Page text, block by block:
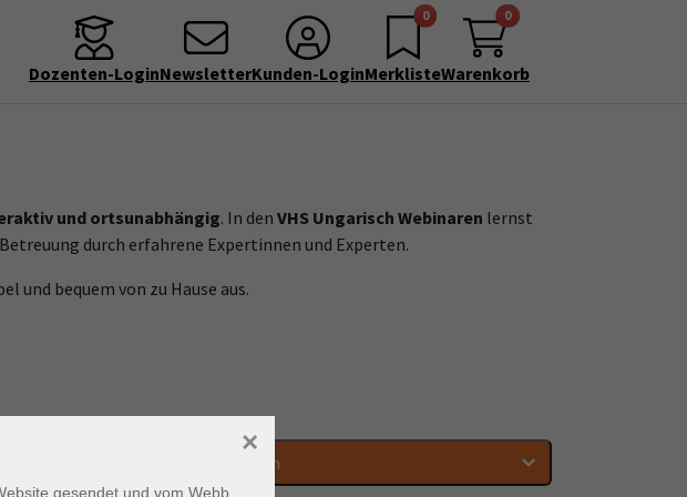
Dozenten-LoginNewsletterKunden-Login
0
Merkliste
0
Warenkorb
und ortsunabhängig. In den VHS Ungarisch Webinaren lernst
durch erfahrene Expertinnen und Experten.
und bequem von zu Hause aus.
Tageszeiten
gesendet und vom Webb
×